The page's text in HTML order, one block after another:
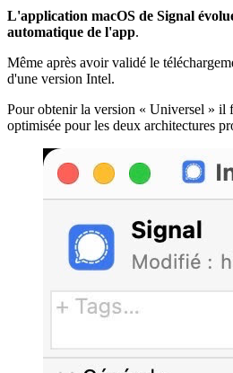
L'application macOS de Signal
automatique de l'app.
Même après avoir validé le
d'une version Intel.
Pour obtenir la version « Universel » il
optimisée pour les deux architectures